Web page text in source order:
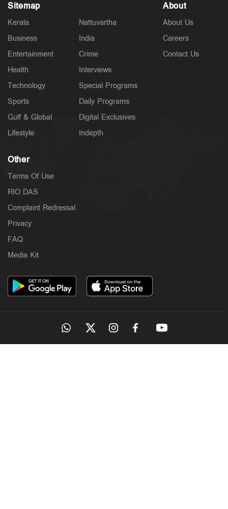
Sitemap
Kerala
Business
Entertainment
Health
Technology
Sports
Gulf & Global
Lifestyle
Nattuvartha
India
Crime
Interviews
Special Programs
Daily Programs
Digital Exclusives
Indepth
About
About Us
Careers
Contact Us
Other
Terms Of Use
RIO DAS
Complaint Redressal
Privacy
FAQ
Media Kit